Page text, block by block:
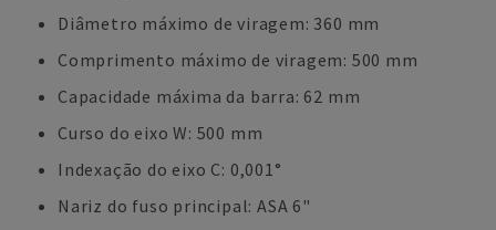
Diâmetro máximo de viragem: 360 mm
Comprimento máximo de viragem: 500 mm
Capacidade máxima da barra: 62 mm
Curso do eixo W: 500 mm
Indexação do eixo C: 0,001°
Nariz do fuso principal: ASA 6"